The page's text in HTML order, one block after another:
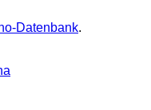
Datenbank.